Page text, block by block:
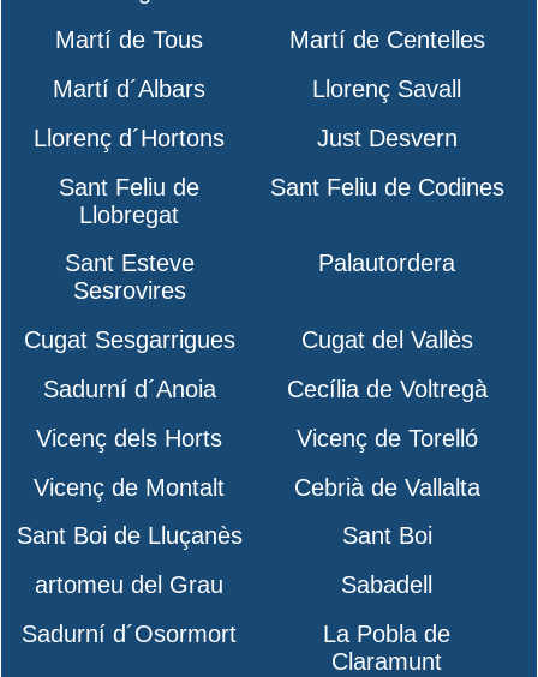
Martí de Tous
Martí de Centelles
Martí d´Albars
Llorenç Savall
Llorenç d´Hortons
Just Desvern
Sant Feliu de
Llobregat
Sant Feliu de Codines
Sant Esteve
Sesrovires
Palautordera
Cugat Sesgarrigues
Cugat del Vallès
Sadurní d´Anoia
Cecília de Voltregà
Vicenç dels Horts
Vicenç de Torelló
Vicenç de Montalt
Cebrià de Vallalta
Sant Boi de Lluçanès
Sant Boi
artomeu del Grau
Sabadell
Sadurní d´Osormort
La Pobla de
Claramunt